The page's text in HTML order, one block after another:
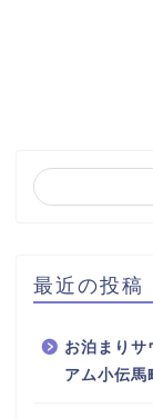
最近の投稿
お泊まりサ
アム小伝馬